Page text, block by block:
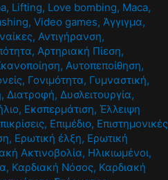
, Lifting, Love bombing, Maca,
,Video games,Άγγιγμα,
,Αντιγήρανση,
,Αρτηριακή Πίεση,
,Αυτοπεποίθηση,
, Γονιμότητα, Γυμναστική,
,Διατροφή,Δυσλειτουργία,
, Εκσπερμάτιση,Έλλειψη
, Επιμέδιο, Επιστημονικές
, Ερωτική έλξη, Ερωτική
Ακτινοβολία, Ηλικιωμένοι,
, Καρδιακή Νόσος, Καρδιακή